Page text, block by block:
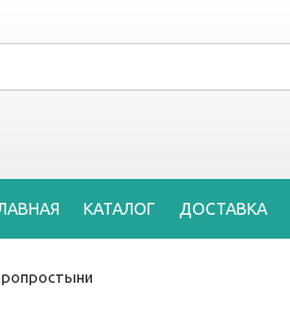
КАТАЛОГ ДОСТАВКА